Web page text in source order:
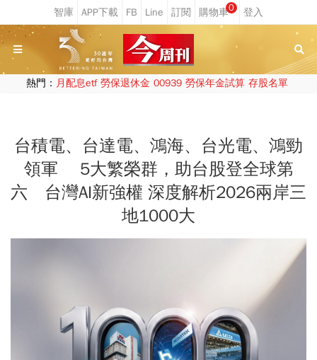
0
熱門： 月配息etf 勞保退休金 00939 勞保年金試算 存股名單
台積電、台達電、鴻海、台光電、鴻勁
領軍 5大繁榮群，助台股登全球第
六 台灣AI新強權 深度解析2026兩岸三
地1000大